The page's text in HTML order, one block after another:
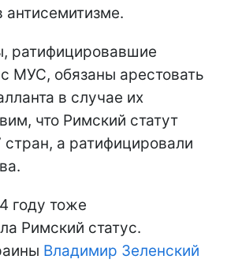
антисемитизме.
ратифицировавшие
МУС, обязаны арестовать
в случае их
что Римский статут
стран, а ратифицировали
году тоже
Римский статус.
Владимир Зеленский